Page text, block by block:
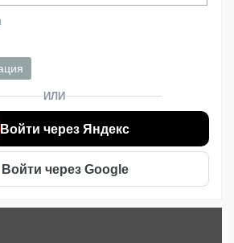
ИЛИ
Войти через Яндекс
Войти через Google